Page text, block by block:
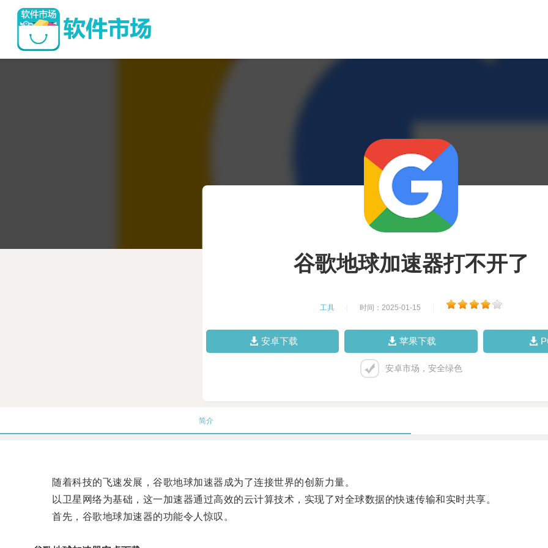
谷歌地球加速器打不开了
工具 时间：2025-01-15
安卓下载 苹果下载
安卓市场，安全绿色
简介
随着科技的飞速发展，谷歌地球加速器成为了连接世界的创新力量。
以卫星网络为基础，这一加速器通过高效的云计算技术，实现了对全球数据的快速传输和实时共享。
首先，谷歌地球加速器的功能令人惊叹。